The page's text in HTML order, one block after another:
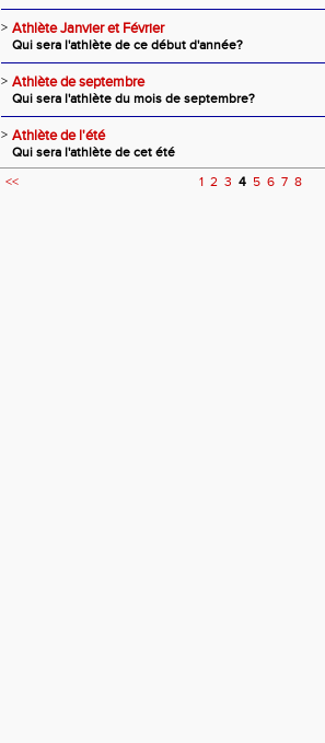
> Athlète Janvier et Février
Qui sera l'athlète de ce début d'année?
> Athlète de septembre
Qui sera l'athlète du mois de septembre?
> Athlète de l'été
Qui sera l'athlète de cet été
<<
1 2 3 4 5 6 7 8